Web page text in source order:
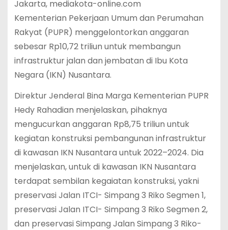
Jakarta, mediakota-online.com
Kementerian Pekerjaan Umum dan Perumahan
Rakyat (PUPR) menggelontorkan anggaran
sebesar Rp10,72 triliun untuk membangun
infrastruktur jalan dan jembatan di Ibu Kota
Negara (IKN) Nusantara.
Direktur Jenderal Bina Marga Kementerian PUPR
Hedy Rahadian menjelaskan, pihaknya
mengucurkan anggaran Rp8,75 triliun untuk
kegiatan konstruksi pembangunan infrastruktur
di kawasan IKN Nusantara untuk 2022–2024. Dia
menjelaskan, untuk di kawasan IKN Nusantara
terdapat sembilan kegaiatan konstruksi, yakni
preservasi Jalan ITCI- Simpang 3 Riko Segmen 1,
preservasi Jalan ITCI- Simpang 3 Riko Segmen 2,
dan preservasi Simpang Jalan Simpang 3 Riko-